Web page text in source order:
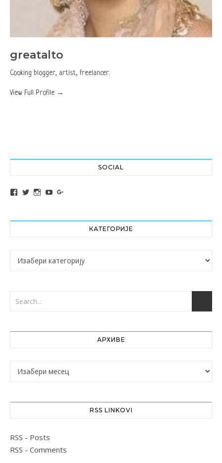
greatalto
Cooking blogger, artist, freelancer.
View Full Profile →
SOCIAL
View altochef’s profile on Facebook
View jovancica73’s profile on Twitter
View jovancica73’s profile on Instagram
View jovancica73’s profile on YouTube
КАТЕГОРИЈЕ
Категорије
АРХИВЕ
Архиве
RSS LINKOVI
RSS - Posts
RSS - Comments